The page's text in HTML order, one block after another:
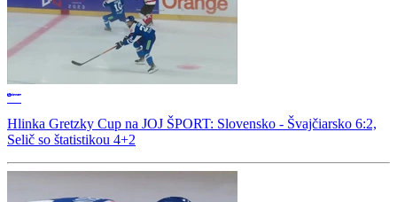
Hlinka Gretzky Cup na JOJ ŠPORT: Slovensko - Švajčiarsko 6:2,
Selič so štatistikou 4+2